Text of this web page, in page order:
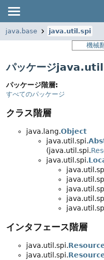
java.base
java.util.spi
機械
パッケージ
パッケージ階層:
すべてのパッケージ
クラス階層
java.lang.Object
java.util.spi.
(java.util.spi.
java.util.spi.
インタフェース階層
java.util.spi.
java.util.spi.